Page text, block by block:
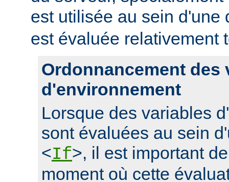
est utilisée au sein d'une
est évaluée relativement
Ordonnancement des
d'environnement
Lorsque des variables
sont évaluées au sein
<If>, il est important
moment où cette